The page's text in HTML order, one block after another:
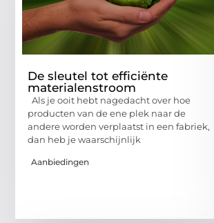
De sleutel tot efficiënte
materialenstroom
Als je ooit hebt nagedacht over hoe
producten van de ene plek naar de
andere worden verplaatst in een fabriek,
dan heb je waarschijnlijk
Aanbiedingen